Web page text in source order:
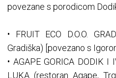
povezane s porodicom
• FRUIT ECO D.O.O.
Gradiška) [povezano s
• AGAPE GORICA DODIK I
LUKA (restoran Agape,